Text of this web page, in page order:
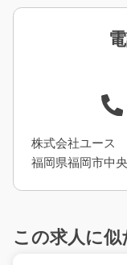
株式会社ユース
福岡県福岡市中
この求人に似